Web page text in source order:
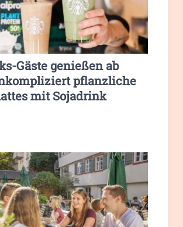
Gäste genießen ab
pflanzliche
mit Sojadrink